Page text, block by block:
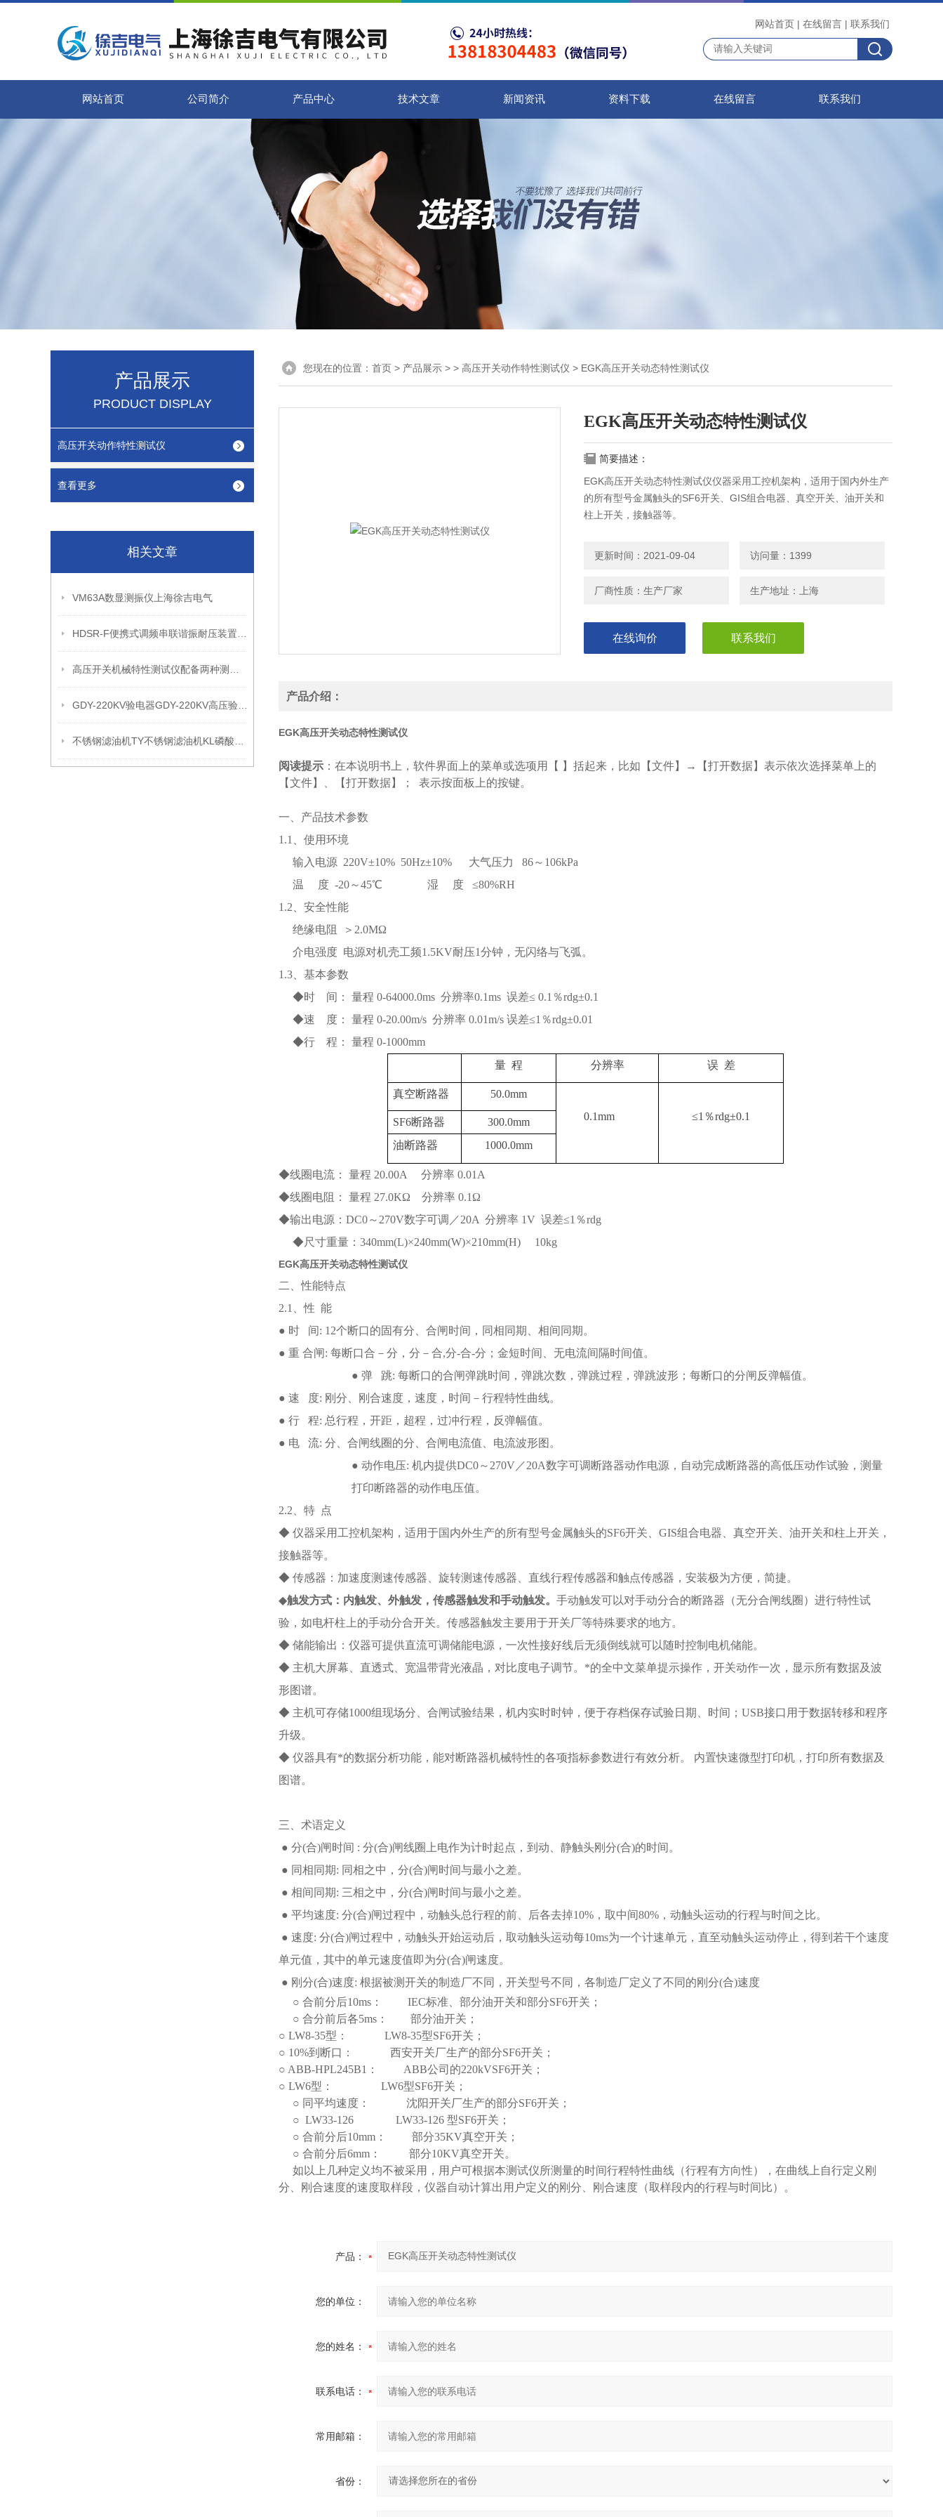
网站首页 | 在线留言 | 联系我们
网站首页 公司简介 产品中心 技术文章 新闻资讯 资料下载 在线留言 联系我们
产品展示
PRODUCT DISPLAY
高压开关动作特性测试仪
查看更多
相关文章
VM63A数显测振仪上海徐吉电气
您现在的位置： 首页 > 产品展示 > > 高压开关动作特性测试仪 > EGK高压开关动态特性测试仪
EGK高压开关动态特性测试仪
简要描述：
EGK高压开关动态特性测试仪仪器采用工控机架构，适用于国内外生产
的所有型号金属触头的SF6开关、GIS组合电器、真空开关、油开关和
柱上开关，接触器等。
更新时间：2021-09-04 访问量：1399
厂商性质：生产厂家 生产地址：上海
在线询价 联系我们
产品介绍：
EGK高压开关动态特性测试仪
阅读提示 ：在本说明书上，软件界面上的菜单或选项用【 】括起来，比如【文件】→【打开数据】表示依次选择菜单上的
【文件】、【打开数据】； 表示按面板上的按键。
一、产品技术参数
1.1、使用环境
输入电源 220V±10% 50Hz±10% 大气压力 86～106kPa
温
度 -20～45℃ 湿 度 ≤80%RH
1.2、安全性能
绝缘电阻
＞2.0MΩ
介电强度 电源对机壳工频1.5KV耐压1分钟，无闪络与飞弧。
1.3、基本参数
◆时 间： 量程 0-64000.0ms 分辨率0.1ms 误差≤ 0.1％rdg±0.1
◆速 度： 量程 0-20.00m/s 分辨率 0.01m/s 误差≤1％rdg±0.01
◆行 程： 量程 0-1000mm
量 程
分辨率 误 差
真空断路器
50.0mm
0.1mm
≤1％rdg±0.1
SF6断路器
300.0mm
油断路器
1000.0mm
◆线圈电流： 量程 20.00A 分辨率 0.01A
◆线圈电阻： 量程 27.0KΩ 分辨率 0.1Ω
◆输出电源：DC0～270V数字可调／20A 分辨率 1V 误差≤1％rdg
◆尺寸重量：340mm(L)×240mm(W)×210mm(H) 10kg
EGK高压开关动态特性测试仪
二、性能特点
2.1、性 能
● 时 间: 12个断口的固有分、合闸时间，同相同期、相间同期。
● 重 合闸: 每断口合－分，分－合,分-合-分；金短时间、无电流间隔时间值。
● 弹 跳: 每断口的合闸弹跳时间，弹跳次数，弹跳过程，弹跳波形；每断口的分闸反弹幅值。
● 速 度: 刚分、刚合速度，速度，时间－行程特性曲线。
● 行 程: 总行程，开距，超程，过冲行程，反弹幅值。
● 电 流: 分、合闸线圈的分、合闸电流值、电流波形图。
● 动作电压: 机内提供DC0～270V／20A数字可调断路器动作电源，自动完成断路器的高低压动作试验，测量
打印断路器的动作电压值。
2.2、特 点
◆ 仪器采用工控机架构，适用于国内外生产的所有型号金属触头的SF6开关、GIS组合电器、真空开关、油开关和柱上开关，
接触器等。
◆ 传感器：加速度测速传感器、旋转测速传感器、直线行程传感器和触点传感器，安装极为方便，简捷。
◆触发方式：内触发、外触发，传感器触发和手动触发。 手动触发可以对手动分合的断路器（无分合闸线圈）进行特性试
验，如电杆柱上的手动分合开关。传感器触发主要用于开关厂等特殊要求的地方。
◆ 储能输出：仪器可提供直流可调储能电源，一次性接好线后无须倒线就可以随时控制电机储能。
◆ 主机大屏幕、直透式、宽温带背光液晶，对比度电子调节。*的全中文菜单提示操作，开关动作一次，显示所有数据及波
形图谱。
◆ 主机可存储1000组现场分、合闸试验结果，机内实时时钟，便于存档保存试验日期、时间；USB接口用于数据转移和程序
升级。
◆ 仪器具有*的数据分析功能，能对断路器机械特性的各项指标参数进行有效分析。 内置快速微型打印机，打印所有数据及
图谱。
三、术语定义
● 分(合)闸时间 : 分(合)闸线圈上电作为计时起点，到动、静触头刚分(合)的时间。
● 同相同期: 同相之中，分(合)闸时间与最小之差。
● 相间同期: 三相之中，分(合)闸时间与最小之差。
● 平均速度: 分(合)闸过程中，动触头总行程的前、后各去掉10%，取中间80%，动触头运动的行程与时间之比。
● 速度: 分(合)闸过程中，动触头开始运动后，取动触头运动每10ms为一个计速单元，直至动触头运动停止，得到若干个速度
单元值，其中的单元速度值即为分(合)闸速度。
● 刚分(合)速度: 根据被测开关的制造厂不同，开关型号不同，各制造厂定义了不同的刚分(合)速度
○ 合前分后10ms ： IEC标准、部分油开关和部分SF6开关；
○ 合分前后各5ms ： 部分油开关；
○ LW8-35型： LW8-35型SF6开关；
○ 10%到断口： 西安开关厂生产的部分SF6开关；
○ ABB-HPL245B1 ： ABB公司的220kVSF6开关；
○ LW6型： LW6型SF6开关；
○ 同平均速度： 沈阳开关厂生产的部分SF6开关；
○ LW33-126 LW33-126 型SF6开关；
○ 合前分后10mm ： 部分35KV真空开关；
○ 合前分后6mm ： 部分10KV真空开关。
如以上几种定义均不被采用，用户可根据本测试仪所测量的时间行程特性曲线（行程有方向性），在曲线上自行定义刚
分、刚合速度的速度取样段，仪器自动计算出用户定义的刚分、刚合速度（取样段内的行程与时间比）。
产品：
您的单位：
您的姓名：
联系电话：
常用邮箱：
省份：